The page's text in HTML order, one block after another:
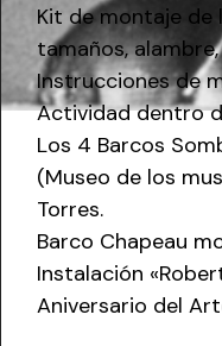
Kit de montaje de
tamaños,
Instrucciones de
Actividad dentro
Los 4 Barcos
(Museo de los
Torres.
Barco Chapeau
Instalación
Aniversario del